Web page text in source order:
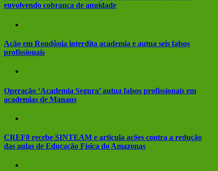
envolvendo cobrança de anuidade
Ação em Rondônia interdita academia e autua seis falsos
profissionais
Operação ‘Academia Segura’ autua falsos profissionais em
academias de Manaus
CREF8 recebe SINTEAM e articula ações contra a redução
das aulas de Educação Física do Amazonas